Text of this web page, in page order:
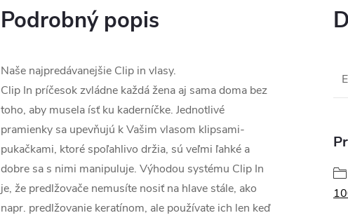
Podrobný popis
Naše najpredávanejšie Clip in vlasy.
Clip In príčesok zvládne každá žena aj sama doma bez
toho, aby musela ísť ku kaderníčke. Jednotlivé
pramienky sa upevňujú k Vašim vlasom klipsami-
pukačkami, ktoré spoľahlivo držia, sú veľmi ľahké a
dobre sa s nimi manipuluje. Výhodou systému Clip In
je, že predlžovače nemusíte nosiť na hlave stále, ako
napr. predlžovanie keratínom, ale používate ich len keď